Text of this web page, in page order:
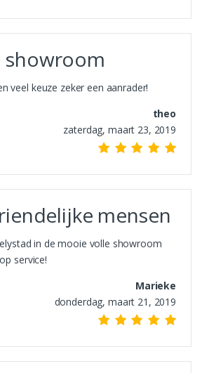
showroom
veel keuze zeker een aanrader!
theo
zaterdag, maart 23, 2019
mensen
in de mooie volle showroom
service!
Marieke
donderdag, maart 21, 2019